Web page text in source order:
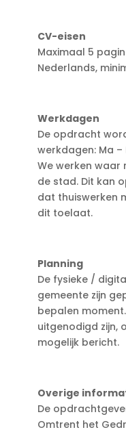
CV-eisen
Maximaal 5
Nederlands,
Werkdagen
De opdracht
werkdagen: Ma –
We werken
de stad. Dit kan
dat thuiswerken
dit toelaat.
Planning
De fysieke /
gemeente zijn
bepalen
uitgenodigd zijn,
mogelijk bericht.
Overige
De
Omtrent het